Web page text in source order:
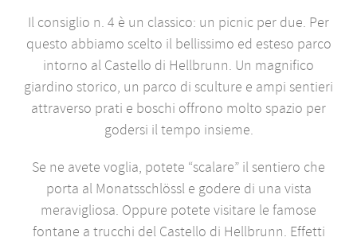
Il consiglio n. 4 è un classico: un picnic per due. Per
questo abbiamo scelto il bellissimo ed esteso parco
intorno al Castello di Hellbrunn. Un magnifico
giardino storico, un parco di sculture e ampi sentieri
attraverso prati e boschi offrono molto spazio per
godersi il tempo insieme.
Se ne avete voglia, potete “scalare” il sentiero che
porta al Monatsschlössl e godere di una vista
meravigliosa. Oppure potete visitare le famose
fontane a trucchi del Castello di Hellbrunn. Effetti